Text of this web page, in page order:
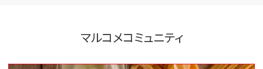
マルコメコミュニティ